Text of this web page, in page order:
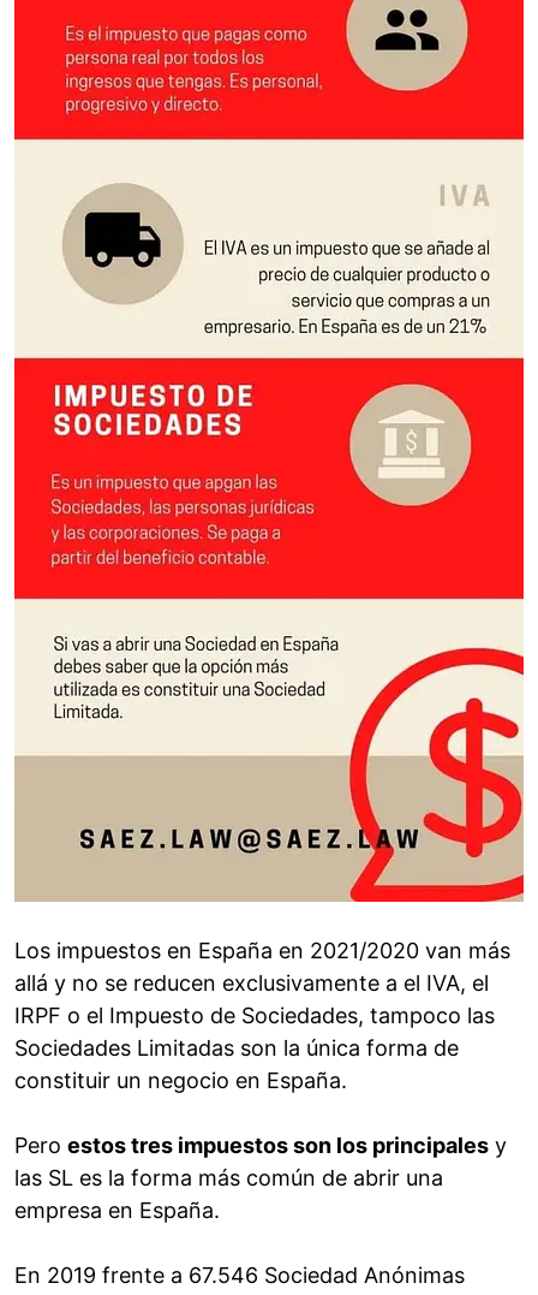
Los impuestos en España en 2021/2020 van más
allá y no se reducen exclusivamente a el IVA, el
IRPF o el Impuesto de Sociedades, tampoco las
Sociedades Limitadas son la única forma de
constituir un negocio en España.
Pero estos tres impuestos son los principales y
las SL es la forma más común de abrir una
empresa en España.
En 2019 frente a 67.546 Sociedad Anónimas